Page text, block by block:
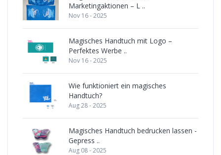
Marketingaktionen – L ..
Nov 16 - 2025
Magisches Handtuch mit Logo –
Perfektes Werbe ..
Nov 16 - 2025
Wie funktioniert ein magisches
Handtuch?
Aug 28 - 2025
Magisches Handtuch bedrucken lassen -
Gepress ..
Aug 08 - 2025